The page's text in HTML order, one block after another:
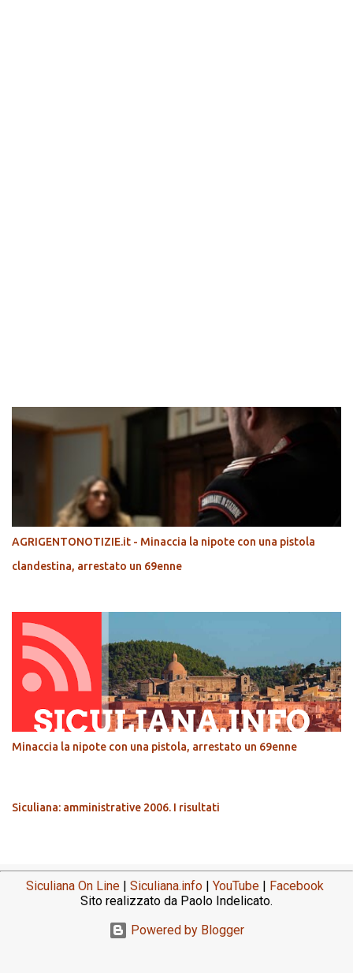
AGRIGENTONOTIZIE.it - Minaccia la nipote con una pistola
clandestina, arrestato un 69enne
Minaccia la nipote con una pistola, arrestato un 69enne
Siculiana: amministrative 2006. I risultati
Siculiana On Line | Siculiana.info | YouTube | Facebook
Sito realizzato da Paolo Indelicato.
Powered by Blogger